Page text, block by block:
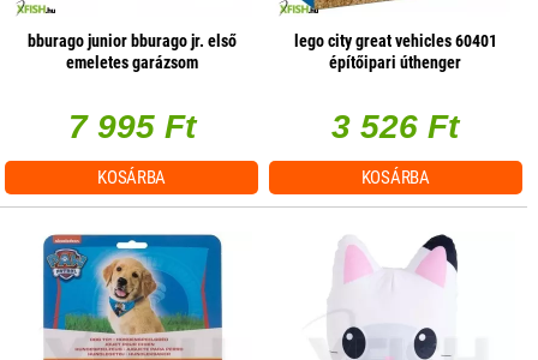
bburago junior bburago jr. első
emeletes garázsom
7 995 Ft
KOSÁRBA
lego city great vehicles 60401
építőipari úthenger
3 526 Ft
KOSÁRBA